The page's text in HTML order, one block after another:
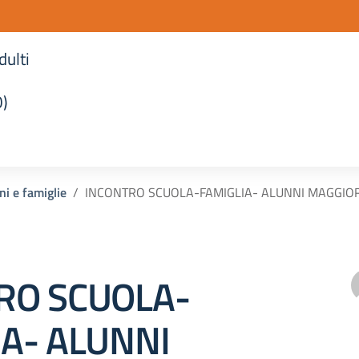
e famiglie INCONTRO SCUOLA-FAMIGLIA- ALUNNI
SCUOLA-
ALUNNI